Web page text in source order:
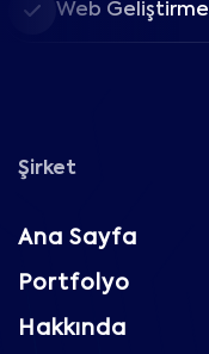
Web Geliştirme
Şirket
Ana Sayfa
Portfolyo
Hakkında